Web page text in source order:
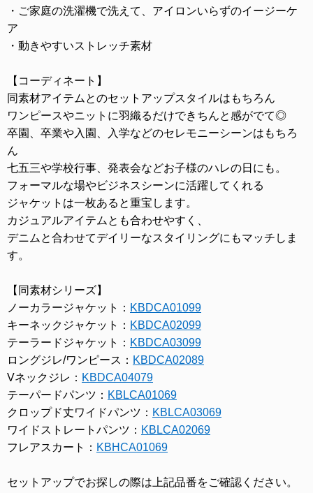
・ご家庭の洗濯機で洗えて、アイロンいらずのイージーケ
ア
・動きやすいストレッチ素材
【コーディネート】
同素材アイテムとのセットアップスタイルはもちろん
ワンピースやニットに羽織るだけできちんと感がでて◎
卒園、卒業や入園、入学などのセレモニーシーンはもちろ
ん
七五三や学校行事、発表会などお子様のハレの日にも。
フォーマルな場やビジネスシーンに活躍してくれる
ジャケットは一枚あると重宝します。
カジュアルアイテムとも合わせやすく、
デニムと合わせてデイリーなスタイリングにもマッチしま
す。
【同素材シリーズ】
ノーカラージャケット： KBDCA01099
キーネックジャケット： KBDCA02099
テーラードジャケット： KBDCA03099
ロングジレ/ワンピース： KBDCA02089
Vネックジレ： KBDCA04079
テーパードパンツ： KBLCA01069
クロップド丈ワイドパンツ： KBLCA03069
ワイドストレートパンツ： KBLCA02069
フレアスカート： KBHCA01069
セットアップでお探しの際は上記品番をご確認ください。